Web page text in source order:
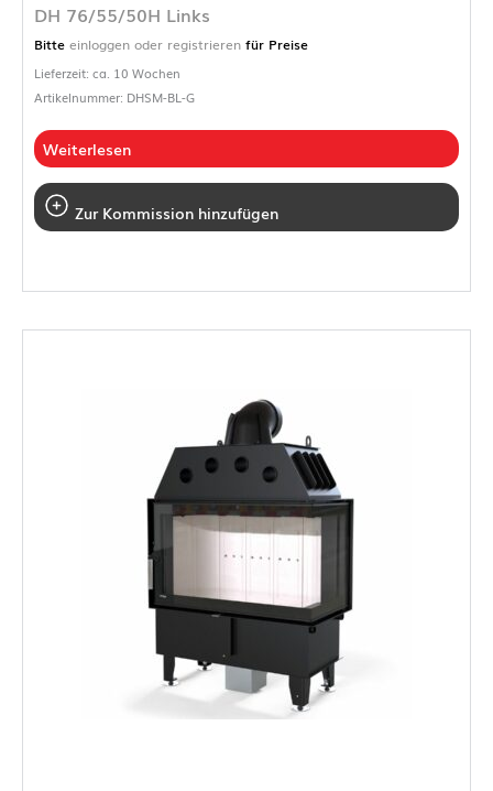
DH 76/55/50H Links
Bitte einloggen oder registrieren für Preise
Lieferzeit: ca. 10 Wochen
Artikelnummer: DHSM-BL-G
Weiterlesen
Zur Kommission hinzufügen